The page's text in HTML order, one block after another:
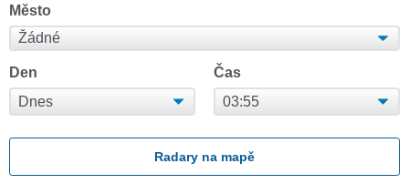
Město
Den Čas
Radary na mapě